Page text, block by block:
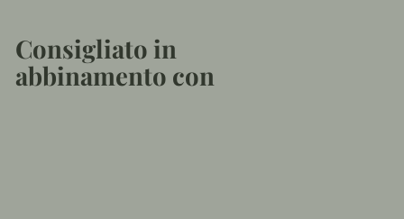
Consigliato in
abbinamento con